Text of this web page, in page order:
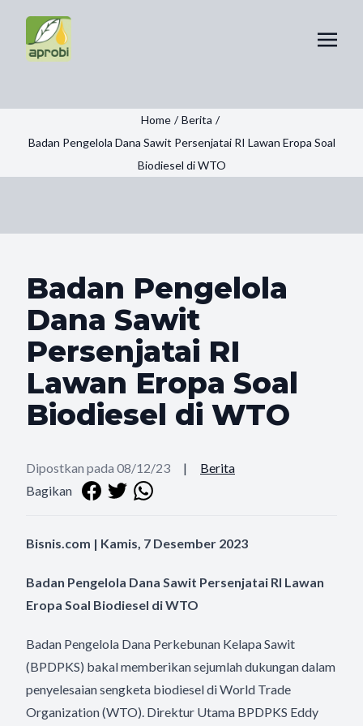
Home / Berita /
Badan Pengelola Dana Sawit Persenjatai RI Lawan Eropa Soal
Biodiesel di WTO
Badan Pengelola
Dana Sawit
Persenjatai RI
Lawan Eropa Soal
Biodiesel di WTO
Dipostkan pada 08/12/23 |
Berita
Bagikan
Bisnis.com | Kamis, 7 Desember 2023
Badan Pengelola Dana Sawit Persenjatai RI Lawan
Eropa Soal Biodiesel di WTO
Badan Pengelola Dana Perkebunan Kelapa Sawit
(BPDPKS) bakal memberikan sejumlah dukungan dalam
penyelesaian sengketa biodiesel di World Trade
Organization (WTO). Direktur Utama BPDPKS Eddy